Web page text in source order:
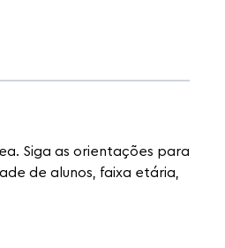
Siga as orientações para
de alunos, faixa etária,